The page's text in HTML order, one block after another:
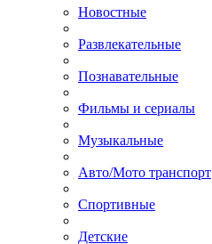
Новостные
Развлекательные
Познавательные
Фильмы и сериалы
Музыкальные
Авто/Мото транспорт
Спортивные
Детские